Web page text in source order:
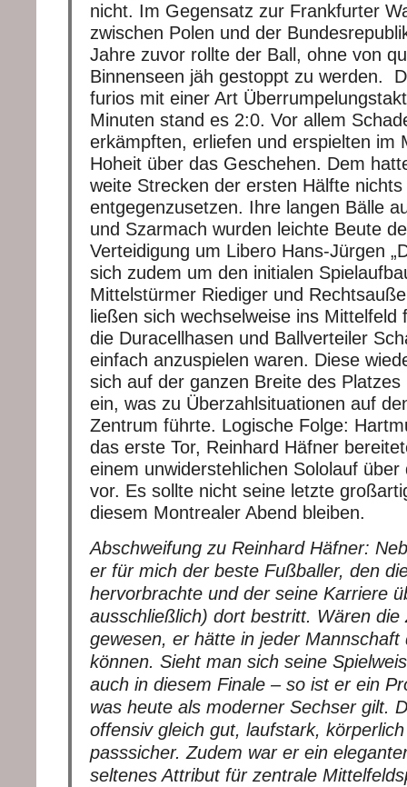
nicht. Im Gegensatz zur Frankfurter
zwischen Polen und der
Jahre zuvor rollte der Ball, ohne von
Binnenseen jäh gestoppt zu werden.
furios mit einer Art
Minuten stand es 2:0. Vor allem
erkämpften, erliefen und erspielten im
Hoheit über das Geschehen. Dem
weite Strecken der ersten Hälfte nichts
entgegenzusetzen. Ihre langen Bälle
und Szarmach wurden leichte Beute
Verteidigung um Libero Hans-Jürgen
sich zudem um den initialen
Mittelstürmer Riediger und
ließen sich wechselweise ins Mittelfeld
die Duracellhasen und Ballverteiler
einfach anzuspielen waren. Diese
sich auf der ganzen Breite des Platzes
ein, was zu Überzahlsituationen auf
Zentrum führte. Logische Folge:
das erste Tor, Reinhard Häfner
einem unwiderstehlichen Sololauf über
vor. Es sollte nicht seine letzte
diesem Montrealer Abend bleiben.
Abschweifung zu Reinhard Häfner:
er für mich der beste Fußballer, den
hervorbrachte und der seine Karriere
ausschließlich) dort bestritt. Wären die
gewesen, er hätte in jeder Mannschaft
können. Sieht man sich seine
auch in diesem Finale – so ist er ein
was heute als moderner Sechser gilt.
offensiv gleich gut, laufstark,
passsicher. Zudem war er ein
seltenes Attribut für zentrale